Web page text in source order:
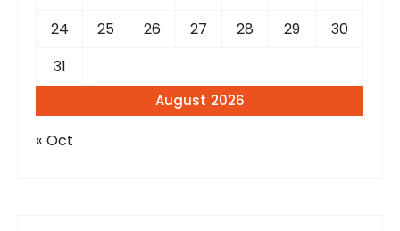
August 2026
24
25 26 27 28 29
30
31
« Oct